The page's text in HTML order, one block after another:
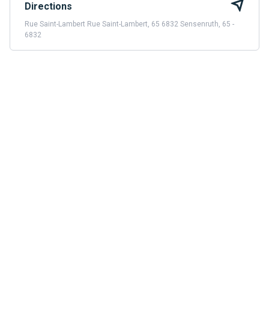
Directions
Rue Saint-Lambert Rue Saint-Lambert, 65 6832 Sensenruth, 65 -
6832